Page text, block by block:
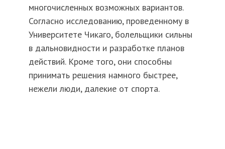
многочисленных возможных вариантов.
Согласно исследованию, проведенному в
Университете Чикаго, болельщики сильны
в дальновидности и разработке планов
действий. Кроме того, они способны
принимать решения намного быстрее,
нежели люди, далекие от спорта.